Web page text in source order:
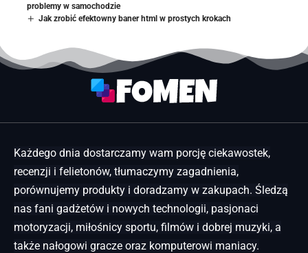
problemy w samochodzie
Jak zrobić efektowny baner html w prostych krokach
Każdego dnia dostarczamy wam porcję ciekawostek,
recenzji i felietonów, tłumaczymy zagadnienia,
porównujemy produkty i doradzamy w zakupach. Śledzą
nas fani gadżetów i nowych technologii, pasjonaci
motoryzacji, miłośnicy sportu, filmów i dobrej muzyki, a
także nałogowi gracze oraz komputerowi maniacy.